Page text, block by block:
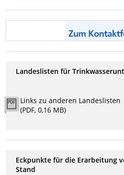
Landeslisten für
Links zu anderen Landeslisten
(PDF, 0,16 MB)
Eckpunkte für die Erarbeitung
Stand